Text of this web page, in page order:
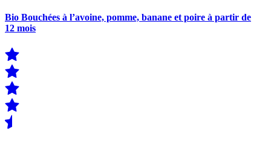
Bio Bouchées à l’avoine, pomme, banane et poire à partir de
12 mois